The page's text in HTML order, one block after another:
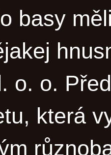
basy
o. o.
která